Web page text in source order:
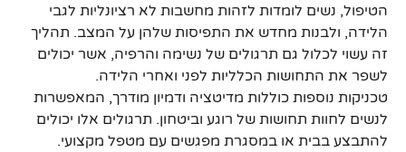
הטיפול, נשים לומדות לזהות מחשבות לא רציונליות לגבי
הלידה, ולבנות מחדש את התפיסות שלהן על המצב. תהליך
זה עשוי לכלול גם תרגולים של נשימה והרפיה, אשר יכולים
לשפר את התחושות הכלליות לפני ואחרי הלידה.
טכניקות נוספות כוללות מדיטציה ודמיון מודרך, המאפשרות
לנשים לחוות תחושות של רוגע וביטחון. תרגולים אלו יכולים
להתבצע בבית או במסגרת מפגשים עם מטפל מקצועי.